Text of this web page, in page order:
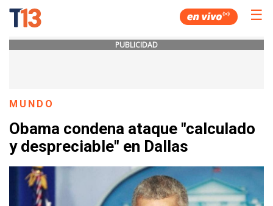
☰
PUBLICIDAD
MUNDO
Obama condena ataque "calculado
y despreciable" en Dallas